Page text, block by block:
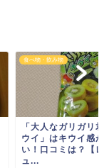
食べ物・飲み物
「大人なガリガリ
ウイ」はキウイ感が
い！口コミは？【レ
ュ...